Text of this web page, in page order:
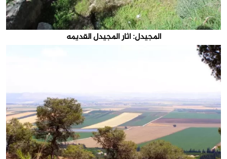
المجيدل: اثار المجيدل القديمه